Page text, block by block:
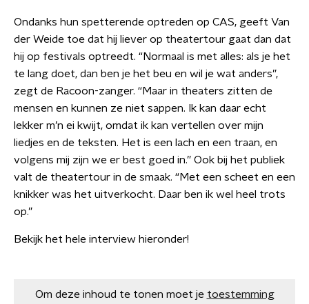
Ondanks hun spetterende optreden op CAS, geeft Van
der Weide toe dat hij liever op theatertour gaat dan dat
hij op festivals optreedt. “Normaal is met alles: als je het
te lang doet, dan ben je het beu en wil je wat anders”,
zegt de Racoon-zanger. “Maar in theaters zitten de
mensen en kunnen ze niet sappen. Ik kan daar echt
lekker m’n ei kwijt, omdat ik kan vertellen over mijn
liedjes en de teksten. Het is een lach en een traan, en
volgens mij zijn we er best goed in.” Ook bij het publiek
valt de theatertour in de smaak. “Met een scheet en een
knikker was het uitverkocht. Daar ben ik wel heel trots
op.”
Bekijk het hele interview hieronder!
Om deze inhoud te tonen moet je toestemming